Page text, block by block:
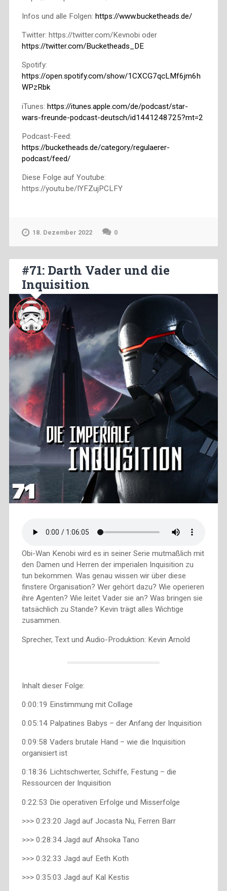
Infos und alle Folgen: https://www.bucketheads.de/
Twitter: https://twitter.com/Kevnobi oder
https://twitter.com/Bucketheads_DE
Spotify:
https://open.spotify.com/show/1CXCG7qcLMf6jm6h
WPzRbk
iTunes: https://itunes.apple.com/de/podcast/star-
wars-freunde-podcast-deutsch/id1441248725?mt=2
Podcast-Feed:
https://bucketheads.de/category/regulaerer-
podcast/feed/
Diese Folge auf Youtube:
https://youtu.be/IYFZujPCLFY
18. Dezember 2022 0
#71: Darth Vader und die
Inquisition
Obi-Wan Kenobi wird es in seiner Serie mutmaßlich mit
den Damen und Herren der imperialen Inquisition zu
tun bekommen. Was genau wissen wir über diese
finstere Organisation? Wer gehört dazu? Wie operieren
ihre Agenten? Wie leitet Vader sie an? Was bringen sie
tatsächlich zu Stande? Kevin trägt alles Wichtige
zusammen.
Sprecher, Text und Audio-Produktion: Kevin Arnold
Inhalt dieser Folge:
0:00:19 Einstimmung mit Collage
0:05:14 Palpatines Babys – der Anfang der Inquisition
0:09:58 Vaders brutale Hand – wie die Inquisition
organisiert ist
0:18:36 Lichtschwerter, Schiffe, Festung – die
Ressourcen der Inquisition
0:22:53 Die operativen Erfolge und Misserfolge
>>> 0:23:20 Jagd auf Jocasta Nu, Ferren Barr
>>> 0:28:34 Jagd auf Ahsoka Tano
>>> 0:32:33 Jagd auf Eeth Koth
>>> 0:35:03 Jagd auf Kal Kestis